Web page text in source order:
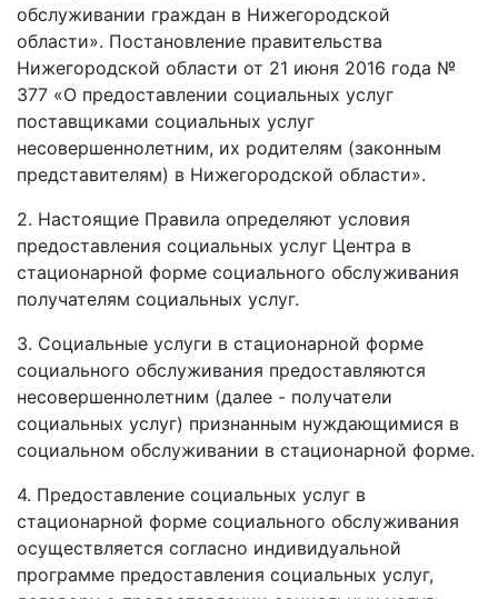
обслуживании граждан в Нижегородской
области». Постановление правительства
Нижегородской области от 21 июня 2016 года №
377 «О предоставлении социальных услуг
поставщиками социальных услуг
несовершеннолетним, их родителям (законным
представителям) в Нижегородской области».
2. Настоящие Правила определяют условия
предоставления социальных услуг Центра в
стационарной форме социального обслуживания
получателям социальных услуг.
3. Социальные услуги в стационарной форме
социального обслуживания предоставляются
несовершеннолетним (далее - получатели
социальных услуг) признанным нуждающимися в
социальном обслуживании в стационарной форме.
4. Предоставление социальных услуг в
стационарной форме социального обслуживания
осуществляется согласно индивидуальной
программе предоставления социальных услуг,